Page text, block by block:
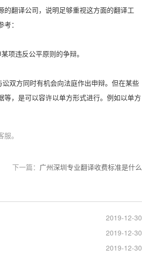
的翻译公司，说明足够重视这方面的翻译工
：
项违反公平原则的争辩。
讼双方同时有机会向法庭作出申辩。但在某些
，是可以容许以单方形式进行。例如以单方
。
下一篇： 广州深圳专业翻译收费标准是什么
2019-12-30
2019-12-30
2019-12-30